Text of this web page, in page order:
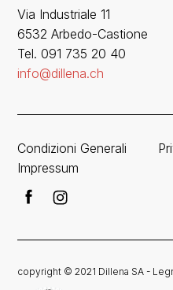
Via Industriale 11
6532 Arbedo-Castione
Tel. 091 735 20 40
info@dillena.ch
Condizioni Generali
Impressum
copyright © 2021 Dillena SA -